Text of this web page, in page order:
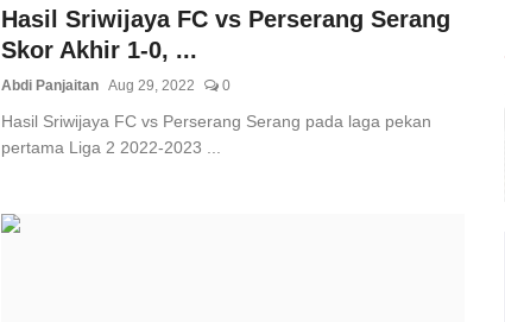
Hasil Sriwijaya FC vs Perserang Serang
Skor Akhir 1-0, ...
Abdi Panjaitan Aug 29, 2022 0
Hasil Sriwijaya FC vs Perserang Serang pada laga pekan
pertama Liga 2 2022-2023 ...